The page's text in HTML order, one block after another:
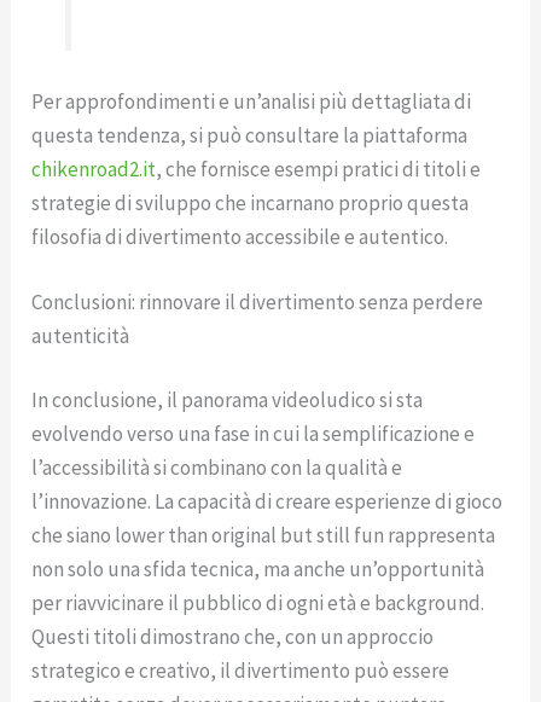
Per approfondimenti e un’analisi più dettagliata di
questa tendenza, si può consultare la piattaforma
chikenroad2.it, che fornisce esempi pratici di titoli e
strategie di sviluppo che incarnano proprio questa
filosofia di divertimento accessibile e autentico.
Conclusioni: rinnovare il divertimento senza perdere
autenticità
In conclusione, il panorama videoludico si sta
evolvendo verso una fase in cui la semplificazione e
l’accessibilità si combinano con la qualità e
l’innovazione. La capacità di creare esperienze di gioco
che siano lower than original but still fun rappresenta
non solo una sfida tecnica, ma anche un’opportunità
per riavvicinare il pubblico di ogni età e background.
Questi titoli dimostrano che, con un approccio
strategico e creativo, il divertimento può essere